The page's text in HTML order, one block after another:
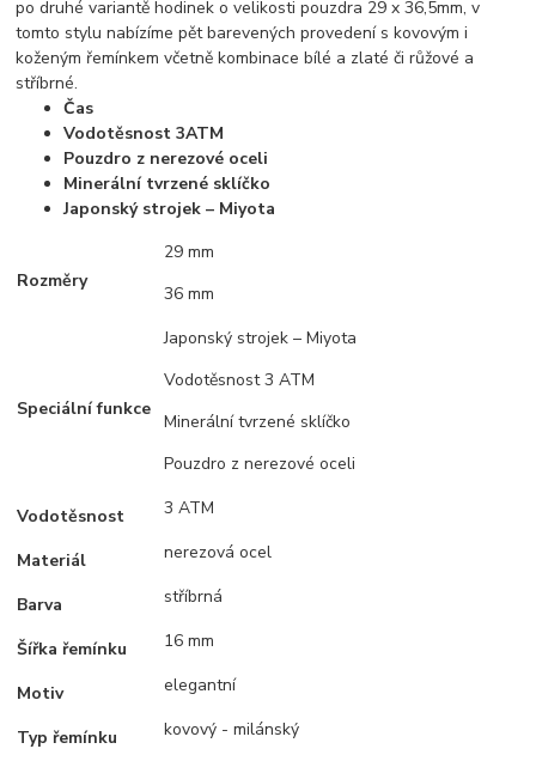
po druhé variantě hodinek o velikosti pouzdra 29 x 36,5mm, v
tomto stylu nabízíme pět barevených provedení s kovovým i
koženým řemínkem včetně kombinace bílé a zlaté či růžové a
stříbrné.
Čas
Vodotěsnost 3ATM
Pouzdro z nerezové oceli
Minerální tvrzené sklíčko
Japonský strojek – Miyota
Rozměry
29 mm
36 mm
Speciální funkce
Japonský strojek – Miyota
Vodotěsnost 3 ATM
Minerální tvrzené sklíčko
Pouzdro z nerezové oceli
Vodotěsnost 3 ATM
Materiál nerezová ocel
Barva stříbrná
Šířka řemínku 16 mm
Motiv elegantní
Typ řemínku kovový - milánský